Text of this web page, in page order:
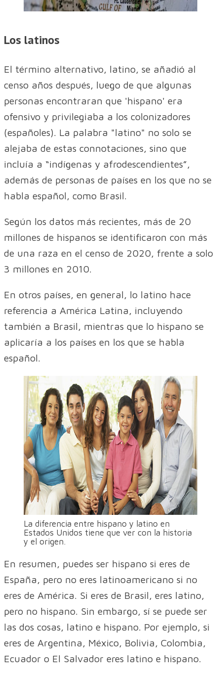
Los latinos
El término alternativo, latino, se añadió al
censo años después, luego de que algunas
personas encontraran que 'hispano' era
ofensivo y privilegiaba a los colonizadores
(españoles). La palabra "latino" no solo se
alejaba de estas connotaciones, sino que
incluía a “indígenas y afrodescendientes”,
además de personas de países en los que no se
habla español, como Brasil.
Según los datos más recientes, más de 20
millones de hispanos se identificaron con más
de una raza en el censo de 2020, frente a solo
3 millones en 2010.
En otros países, en general, lo latino hace
referencia a América Latina, incluyendo
también a Brasil, mientras que lo hispano se
aplicaría a los países en los que se habla
español.
La diferencia entre hispano y latino en
Estados Unidos tiene que ver con la historia
y el origen.
En resumen, puedes ser hispano si eres de
España, pero no eres latinoamericano si no
eres de América. Si eres de Brasil, eres latino,
pero no hispano. Sin embargo, sí se puede ser
las dos cosas, latino e hispano. Por ejemplo, si
eres de Argentina, México, Bolivia, Colombia,
Ecuador o El Salvador eres latino e hispano.